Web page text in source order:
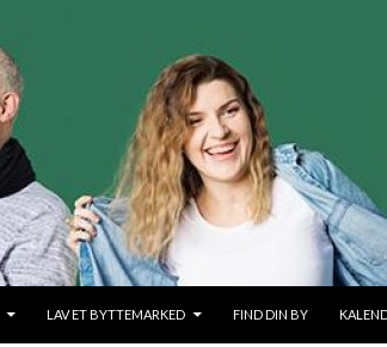
LAV ET BYTTEMARKED FIND DIN BY